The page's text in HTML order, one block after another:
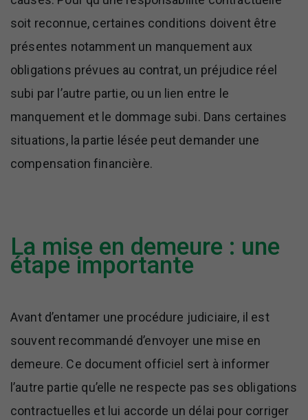
soit reconnue, certaines conditions doivent être
présentes notamment un manquement aux
obligations prévues au contrat, un préjudice réel
subi par l’autre partie, ou un lien entre le
manquement et le dommage subi. Dans certaines
situations, la partie lésée peut demander une
compensation financière.
La mise en demeure : une
étape importante
Avant d’entamer une procédure judiciaire, il est
souvent recommandé d’envoyer une mise en
demeure. Ce document officiel sert à informer
l’autre partie qu’elle ne respecte pas ses obligations
contractuelles et lui accorde un délai pour corriger